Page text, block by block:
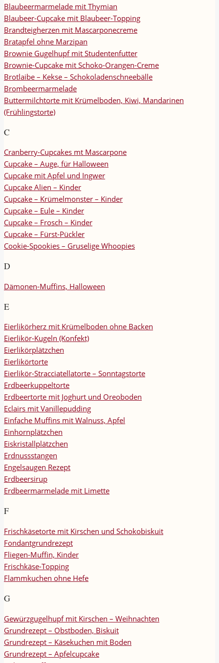
Blaubeermarmelade mit Thymian
Blaubeer-Cupcake mit Blaubeer-Topping
Brandteigherzen mit Mascarponecreme
Bratapfel ohne Marzipan
Brownie Gugelhupf mit Studentenfutter
Brownie-Cupcake mit Schoko-Orangen-Creme
Brotlaibe – Kekse – Schokoladenschneebälle
Brombeermarmelade
Buttermilchtorte mit Krümelboden, Kiwi, Mandarinen
(Frühlingstorte)
C
Cranberry-Cupcakes mt Mascarpone
Cupcake – Auge, für Halloween
Cupcake mit Apfel und Ingwer
Cupcake Alien – Kinder
Cupcake – Krümelmonster – Kinder
Cupcake – Eule – Kinder
Cupcake – Frosch – Kinder
Cupcake – Fürst-Pückler
Cookie-Spookies – Gruselige Whoopies
D
Dämonen-Muffins, Halloween
E
Eierlikörherz mit Krümelboden ohne Backen
Eierlikör-Kugeln (Konfekt)
Eierlikörplätzchen
Eierlikörtorte
Eierlikör-Stracciatellatorte – Sonntagstorte
Erdbeerkuppeltorte
Erdbeertorte mit Joghurt und Oreoboden
Eclairs mit Vanillepudding
Einfache Muffins mit Walnuss, Apfel
Einhornplätzchen
Eiskristallplätzchen
Erdnussstangen
Engelsaugen Rezept
Erdbeersirup
Erdbeermarmelade mit Limette
F
Frischkäsetorte mit Kirschen und Schokobiskuit
Fondantgrundrezept
Fliegen-Muffin, Kinder
Frischkäse-Topping
Flammkuchen ohne Hefe
G
Gewürzgugelhupf mit Kirschen – Weihnachten
Grundrezept – Obstboden, Biskuit
Grundrezept – Käsekuchen mit Boden
Grundrezept – Apfelcupcake